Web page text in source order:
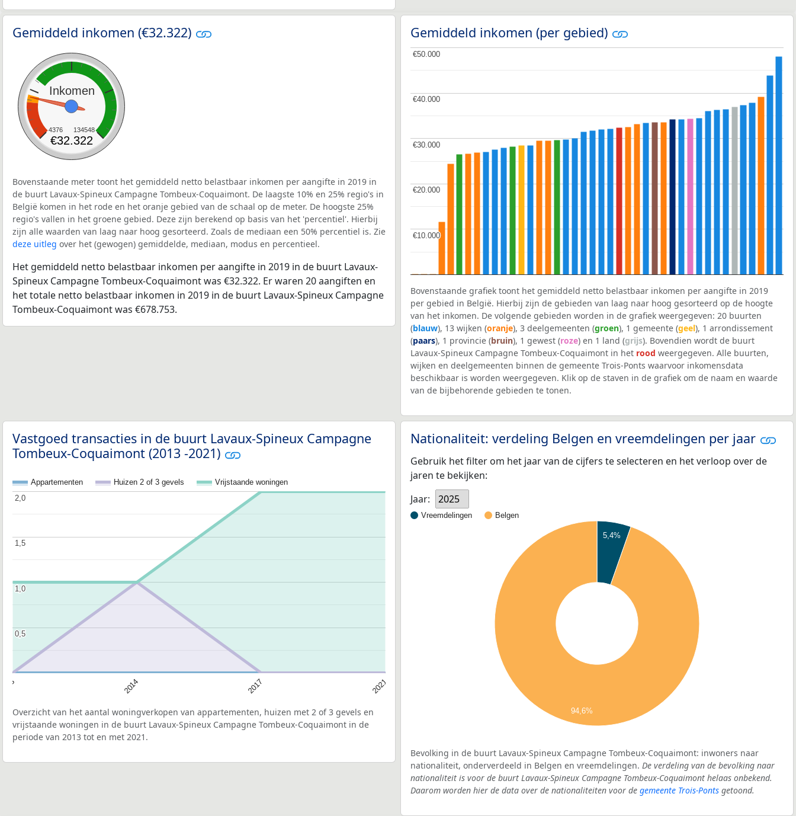
Gemiddeld inkomen (€32.322)
Inkomen
4376 134548
€32.322
Bovenstaande meter toont het gemiddeld netto belastbaar inkomen per aangifte in 2019 in
de buurt Lavaux-Spineux Campagne Tombeux-Coquaimont. De laagste 10% en 25% regio's in
België komen in het rode en het oranje gebied van de schaal op de meter. De hoogste 25%
regio's vallen in het groene gebied. Deze zijn berekend op basis van het 'percentiel'. Hierbij
zijn alle waarden van laag naar hoog gesorteerd. Zoals de mediaan een 50% percentiel is. Zie
deze uitleg over het (gewogen) gemiddelde, mediaan, modus en percentieel.
Het gemiddeld netto belastbaar inkomen per aangifte in 2019 in de buurt Lavaux-
Spineux Campagne Tombeux-Coquaimont was €32.322. Er waren 20 aangiften en
het totale netto belastbaar inkomen in 2019 in de buurt Lavaux-Spineux Campagne
Tombeux-Coquaimont was €678.753.
Gemiddeld inkomen (per gebied)
€10.000
€10.000
€20.000
€20.000
€30.000
€30.000
€40.000
€40.000
€50.000
€50.000
Bovenstaande grafiek toont het gemiddeld netto belastbaar inkomen per aangifte in 2019
per gebied in België. Hierbij zijn de gebieden van laag naar hoog gesorteerd op de hoogte
van het inkomen. De volgende gebieden worden in de grafiek weergegeven: 20 buurten
(blauw), 13 wijken (oranje), 3 deelgemeenten (groen), 1 gemeente (geel), 1 arrondissement
(paars), 1 provincie (bruin), 1 gewest (roze) en 1 land (grijs). Bovendien wordt de buurt
Lavaux-Spineux Campagne Tombeux-Coquaimont in het rood weergegeven. Alle buurten,
wijken en deelgemeenten binnen de gemeente Trois-Ponts waarvoor inkomensdata
beschikbaar is worden weergegeven. Klik op de staven in de grafiek om de naam en waarde
van de bijbehorende gebieden te tonen.
Vastgoed transacties in de buurt Lavaux-Spineux Campagne
Tombeux-Coquaimont (2013 -2021)
Appartementen Huizen 2 of 3 gevels Vrijstaande woningen
2014 2017 2021
0,5
0,5
1,0
1,0
1,5
1,5
2,0
2,0
Overzicht van het aantal woningverkopen van appartementen, huizen met 2 of 3 gevels en
vrijstaande woningen in de buurt Lavaux-Spineux Campagne Tombeux-Coquaimont in de
periode van 2013 tot en met 2021.
Nationaliteit: verdeling Belgen en vreemdelingen per jaar
Gebruik het filter om het jaar van de cijfers te selecteren en het verloop over de
jaren te bekijken:
Jaar:
2025
Vreemdelingen Belgen
5,4%
94,6%
Bevolking in de buurt Lavaux-Spineux Campagne Tombeux-Coquaimont: inwoners naar
nationaliteit, onderverdeeld in Belgen en vreemdelingen. De verdeling van de bevolking naar
nationaliteit is voor de buurt Lavaux-Spineux Campagne Tombeux-Coquaimont helaas onbekend.
Daarom worden hier de data over de nationaliteiten voor de gemeente Trois-Ponts getoond.